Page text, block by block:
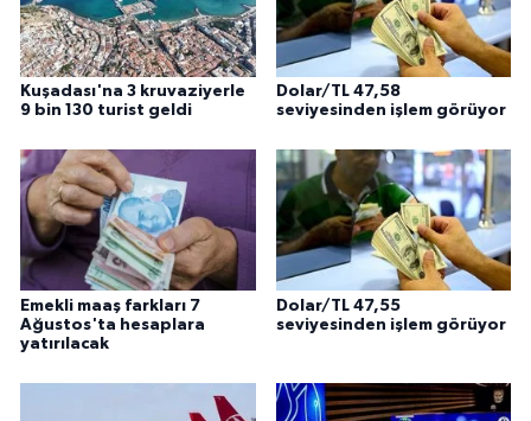
Kuşadası'na 3 kruvaziyerle
9 bin 130 turist geldi
Dolar/TL 47,58
seviyesinden işlem görüyor
Emekli maaş farkları 7
Ağustos'ta hesaplara
yatırılacak
Dolar/TL 47,55
seviyesinden işlem görüyor